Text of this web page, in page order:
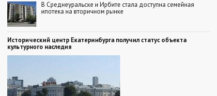
В Среднеуральске и Ирбите стала доступна семейная
ипотека на вторичном рынке
Исторический центр Екатеринбурга получил статус объекта
культурного наследия